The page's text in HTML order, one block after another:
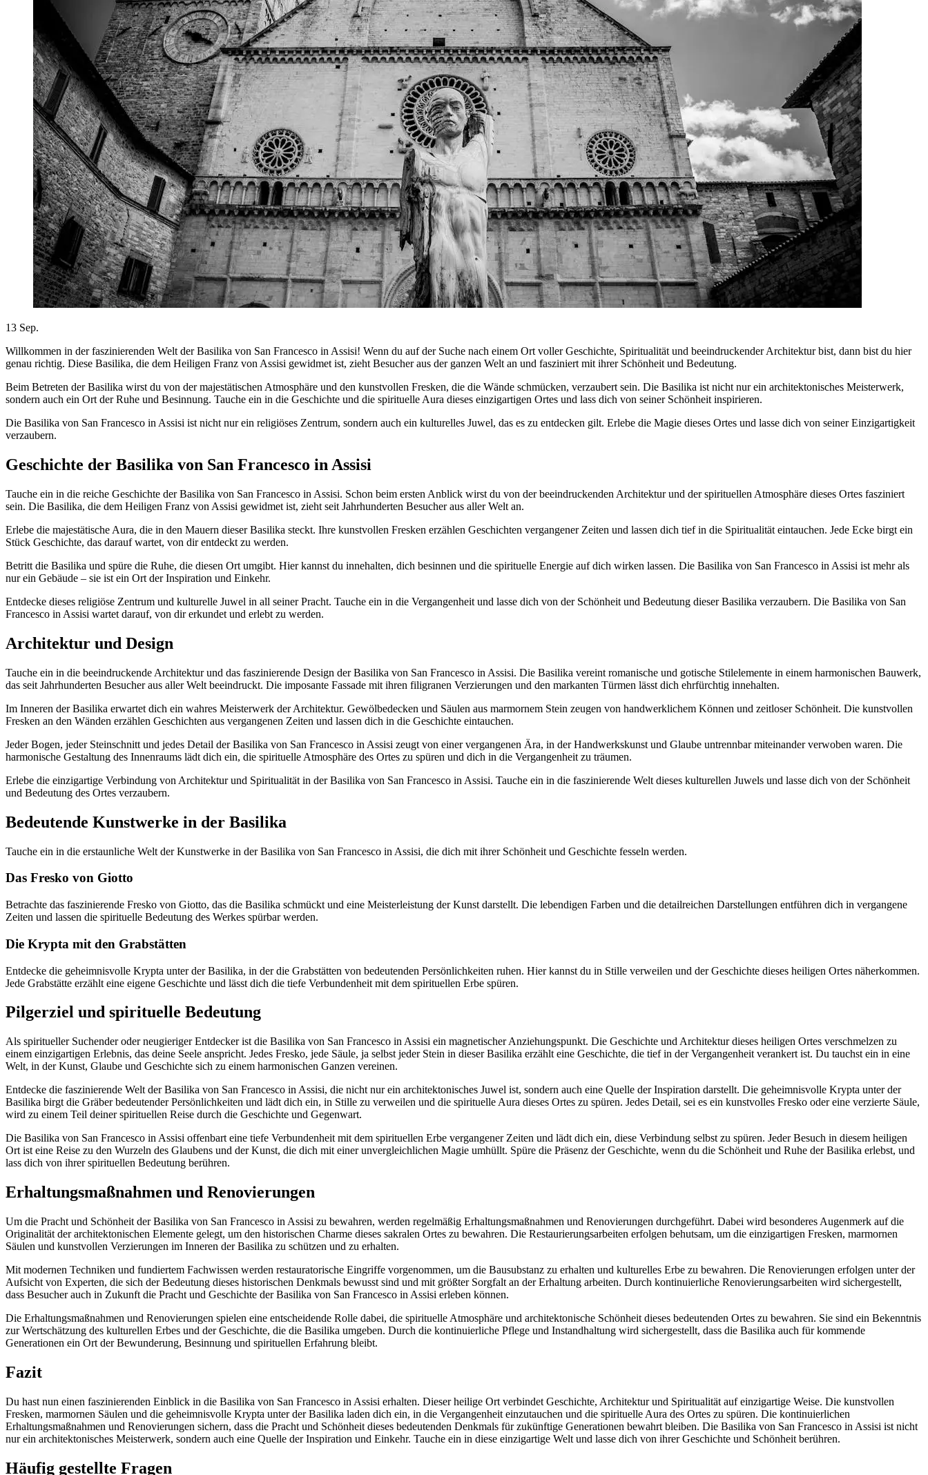
13 Sep.
Willkommen in der faszinierenden Welt der Basilika von San Francesco in Assisi! Wenn du auf der Suche nach einem Ort voller Geschichte, Spiritualität und beeindruckender Architektur bist, dann bist du hier
genau richtig. Diese Basilika, die dem Heiligen Franz von Assisi gewidmet ist, zieht Besucher aus der ganzen Welt an und fasziniert mit ihrer Schönheit und Bedeutung.
Beim Betreten der Basilika wirst du von der majestätischen Atmosphäre und den kunstvollen Fresken, die die Wände schmücken, verzaubert sein. Die Basilika ist nicht nur ein architektonisches Meisterwerk,
sondern auch ein Ort der Ruhe und Besinnung. Tauche ein in die Geschichte und die spirituelle Aura dieses einzigartigen Ortes und lass dich von seiner Schönheit inspirieren.
Die Basilika von San Francesco in Assisi ist nicht nur ein religiöses Zentrum, sondern auch ein kulturelles Juwel, das es zu entdecken gilt. Erlebe die Magie dieses Ortes und lasse dich von seiner Einzigartigkeit
verzaubern.
Geschichte der Basilika von San Francesco in Assisi
Tauche ein in die reiche Geschichte der Basilika von San Francesco in Assisi. Schon beim ersten Anblick wirst du von der beeindruckenden Architektur und der spirituellen Atmosphäre dieses Ortes fasziniert
sein. Die Basilika, die dem Heiligen Franz von Assisi gewidmet ist, zieht seit Jahrhunderten Besucher aus aller Welt an.
Erlebe die majestätische Aura, die in den Mauern dieser Basilika steckt. Ihre kunstvollen Fresken erzählen Geschichten vergangener Zeiten und lassen dich tief in die Spiritualität eintauchen. Jede Ecke birgt ein
Stück Geschichte, das darauf wartet, von dir entdeckt zu werden.
Betritt die Basilika und spüre die Ruhe, die diesen Ort umgibt. Hier kannst du innehalten, dich besinnen und die spirituelle Energie auf dich wirken lassen. Die Basilika von San Francesco in Assisi ist mehr als
nur ein Gebäude – sie ist ein Ort der Inspiration und Einkehr.
Entdecke dieses religiöse Zentrum und kulturelle Juwel in all seiner Pracht. Tauche ein in die Vergangenheit und lasse dich von der Schönheit und Bedeutung dieser Basilika verzaubern. Die Basilika von San
Francesco in Assisi wartet darauf, von dir erkundet und erlebt zu werden.
Architektur und Design
Tauche ein in die beeindruckende Architektur und das faszinierende Design der Basilika von San Francesco in Assisi. Die Basilika vereint romanische und gotische Stilelemente in einem harmonischen Bauwerk,
das seit Jahrhunderten Besucher aus aller Welt beeindruckt. Die imposante Fassade mit ihren filigranen Verzierungen und den markanten Türmen lässt dich ehrfürchtig innehalten.
Im Inneren der Basilika erwartet dich ein wahres Meisterwerk der Architektur. Gewölbedecken und Säulen aus marmornem Stein zeugen von handwerklichem Können und zeitloser Schönheit. Die kunstvollen
Fresken an den Wänden erzählen Geschichten aus vergangenen Zeiten und lassen dich in die Geschichte eintauchen.
Jeder Bogen, jeder Steinschnitt und jedes Detail der Basilika von San Francesco in Assisi zeugt von einer vergangenen Ära, in der Handwerkskunst und Glaube untrennbar miteinander verwoben waren. Die
harmonische Gestaltung des Innenraums lädt dich ein, die spirituelle Atmosphäre des Ortes zu spüren und dich in die Vergangenheit zu träumen.
Erlebe die einzigartige Verbindung von Architektur und Spiritualität in der Basilika von San Francesco in Assisi. Tauche ein in die faszinierende Welt dieses kulturellen Juwels und lasse dich von der Schönheit
und Bedeutung des Ortes verzaubern.
Bedeutende Kunstwerke in der Basilika
Tauche ein in die erstaunliche Welt der Kunstwerke in der Basilika von San Francesco in Assisi, die dich mit ihrer Schönheit und Geschichte fesseln werden.
Das Fresko von Giotto
Betrachte das faszinierende Fresko von Giotto, das die Basilika schmückt und eine Meisterleistung der Kunst darstellt. Die lebendigen Farben und die detailreichen Darstellungen entführen dich in vergangene
Zeiten und lassen die spirituelle Bedeutung des Werkes spürbar werden.
Die Krypta mit den Grabstätten
Entdecke die geheimnisvolle Krypta unter der Basilika, in der die Grabstätten von bedeutenden Persönlichkeiten ruhen. Hier kannst du in Stille verweilen und der Geschichte dieses heiligen Ortes näherkommen.
Jede Grabstätte erzählt eine eigene Geschichte und lässt dich die tiefe Verbundenheit mit dem spirituellen Erbe spüren.
Pilgerziel und spirituelle Bedeutung
Als spiritueller Suchender oder neugieriger Entdecker ist die Basilika von San Francesco in Assisi ein magnetischer Anziehungspunkt. Die Geschichte und Architektur dieses heiligen Ortes verschmelzen zu
einem einzigartigen Erlebnis, das deine Seele anspricht. Jedes Fresko, jede Säule, ja selbst jeder Stein in dieser Basilika erzählt eine Geschichte, die tief in der Vergangenheit verankert ist. Du tauchst ein in eine
Welt, in der Kunst, Glaube und Geschichte sich zu einem harmonischen Ganzen vereinen.
Entdecke die faszinierende Welt der Basilika von San Francesco in Assisi, die nicht nur ein architektonisches Juwel ist, sondern auch eine Quelle der Inspiration darstellt. Die geheimnisvolle Krypta unter der
Basilika birgt die Gräber bedeutender Persönlichkeiten und lädt dich ein, in Stille zu verweilen und die spirituelle Aura dieses Ortes zu spüren. Jedes Detail, sei es ein kunstvolles Fresko oder eine verzierte Säule,
wird zu einem Teil deiner spirituellen Reise durch die Geschichte und Gegenwart.
Die Basilika von San Francesco in Assisi offenbart eine tiefe Verbundenheit mit dem spirituellen Erbe vergangener Zeiten und lädt dich ein, diese Verbindung selbst zu spüren. Jeder Besuch in diesem heiligen
Ort ist eine Reise zu den Wurzeln des Glaubens und der Kunst, die dich mit einer unvergleichlichen Magie umhüllt. Spüre die Präsenz der Geschichte, wenn du die Schönheit und Ruhe der Basilika erlebst, und
lass dich von ihrer spirituellen Bedeutung berühren.
Erhaltungsmaßnahmen und Renovierungen
Um die Pracht und Schönheit der Basilika von San Francesco in Assisi zu bewahren, werden regelmäßig Erhaltungsmaßnahmen und Renovierungen durchgeführt. Dabei wird besonderes Augenmerk auf die
Originalität der architektonischen Elemente gelegt, um den historischen Charme dieses sakralen Ortes zu bewahren. Die Restaurierungsarbeiten erfolgen behutsam, um die einzigartigen Fresken, marmornen
Säulen und kunstvollen Verzierungen im Inneren der Basilika zu schützen und zu erhalten.
Mit modernen Techniken und fundiertem Fachwissen werden restauratorische Eingriffe vorgenommen, um die Bausubstanz zu erhalten und kulturelles Erbe zu bewahren. Die Renovierungen erfolgen unter der
Aufsicht von Experten, die sich der Bedeutung dieses historischen Denkmals bewusst sind und mit größter Sorgfalt an der Erhaltung arbeiten. Durch kontinuierliche Renovierungsarbeiten wird sichergestellt,
dass Besucher auch in Zukunft die Pracht und Geschichte der Basilika von San Francesco in Assisi erleben können.
Die Erhaltungsmaßnahmen und Renovierungen spielen eine entscheidende Rolle dabei, die spirituelle Atmosphäre und architektonische Schönheit dieses bedeutenden Ortes zu bewahren. Sie sind ein Bekenntnis
zur Wertschätzung des kulturellen Erbes und der Geschichte, die die Basilika umgeben. Durch die kontinuierliche Pflege und Instandhaltung wird sichergestellt, dass die Basilika auch für kommende
Generationen ein Ort der Bewunderung, Besinnung und spirituellen Erfahrung bleibt.
Fazit
Du hast nun einen faszinierenden Einblick in die Basilika von San Francesco in Assisi erhalten. Dieser heilige Ort verbindet Geschichte, Architektur und Spiritualität auf einzigartige Weise. Die kunstvollen
Fresken, marmornen Säulen und die geheimnisvolle Krypta unter der Basilika laden dich ein, in die Vergangenheit einzutauchen und die spirituelle Aura des Ortes zu spüren. Die kontinuierlichen
Erhaltungsmaßnahmen und Renovierungen sichern, dass die Pracht und Schönheit dieses bedeutenden Denkmals für zukünftige Generationen bewahrt bleiben. Die Basilika von San Francesco in Assisi ist nicht
nur ein architektonisches Meisterwerk, sondern auch eine Quelle der Inspiration und Einkehr. Tauche ein in diese einzigartige Welt und lasse dich von ihrer Geschichte und Schönheit berühren.
Häufig gestellte Fragen